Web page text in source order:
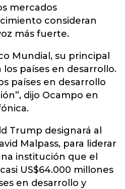
mercados
consideran
más fuerte.
Mundial, su principal
países en desarrollo.
países en desarrollo
dijo Ocampo en
Trump designará al
Malpass, para liderar
institución que el
US$64.000 millones
en desarrollo y